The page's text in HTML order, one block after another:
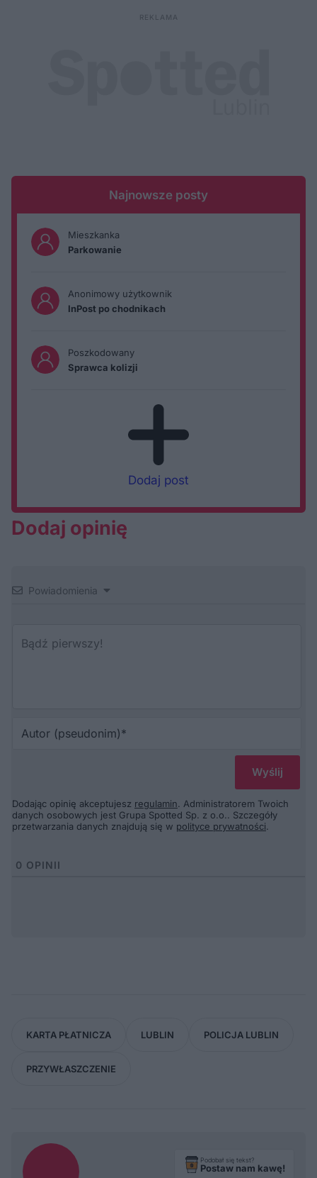
Najnowsze posty
Mieszkanka
Parkowanie
Anonimowy użytkownik
InPost po chodnikach
Poszkodowany
Sprawca kolizji
Dodaj post
Dodaj opinię
Powiadomienia
Dodając opinię akceptujesz regulamin. Administratorem Twoich
danych osobowych jest Grupa Spotted Sp. z o.o.. Szczegóły
przetwarzania danych znajdują się w polityce prywatności.
0 OPINII
KARTA PŁATNICZA LUBLIN POLICJA LUBLIN
PRZYWŁASZCZENIE
Podobał się tekst?
Postaw nam kawę!